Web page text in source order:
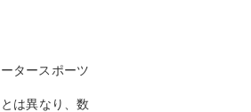
タースポーツ
は異なり、数